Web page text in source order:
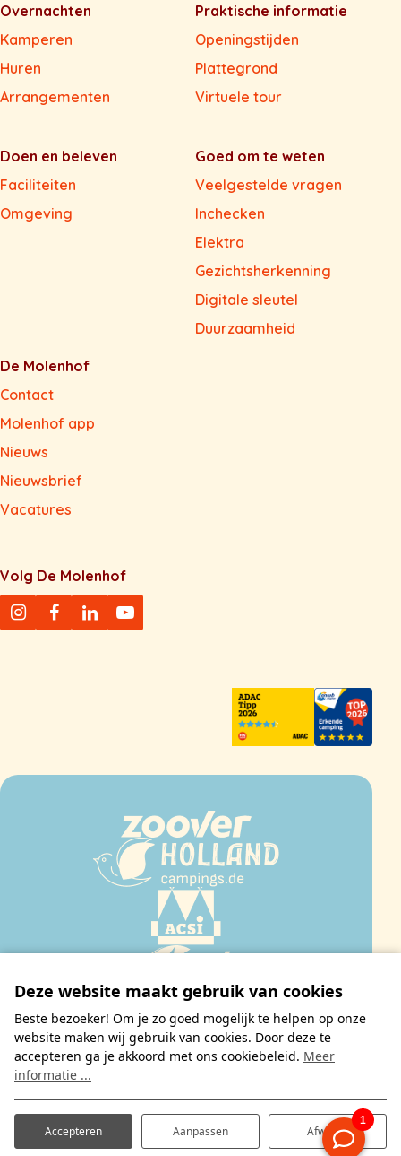
Overnachten
Kamperen
Huren
Arrangementen
Doen en beleven
Faciliteiten
Omgeving
Praktische informatie
Openingstijden
Plattegrond
Virtuele tour
Goed om te weten
Veelgestelde vragen
Inchecken
Elektra
Gezichtsherkenning
Digitale sleutel
Duurzaamheid
De Molenhof
Contact
Molenhof app
Nieuws
Nieuwsbrief
Vacatures
Volg De Molenhof
©2026 De Molenhof
Website 💙 Prosuco
Privacy statement & cookies
Deze website maakt gebruik van cookies
Beste bezoeker! Om je zo goed mogelijk te helpen op onze
website maken wij gebruik van cookies. Door deze te
accepteren ga je akkoord met ons cookiebeleid. Meer
informatie ...
Accepteren Aanpassen Afwijzen